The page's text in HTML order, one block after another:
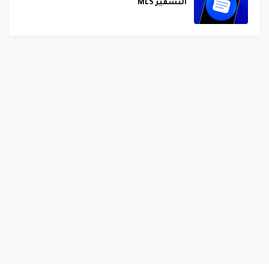
التشفير MLS